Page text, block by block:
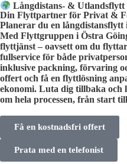
Långdistans- & Utlandsflytt
Din Flyttpartner för Privat &
Planerar du en långdistansflytt
Med Flyttgruppen i Östra
flyttjänst – oavsett om du
fullservice för både
inklusive packning, förvaring
offert och få en flyttlösning
ekonomi. Luta dig tillbaka och
om hela processen, från start
Få en kostnadsfri offert
Prata med en telefonist